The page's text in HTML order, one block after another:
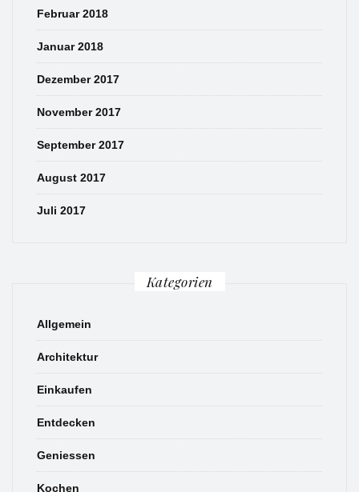
Februar 2018
Januar 2018
Dezember 2017
November 2017
September 2017
August 2017
Juli 2017
Kategorien
Allgemein
Architektur
Einkaufen
Entdecken
Geniessen
Kochen